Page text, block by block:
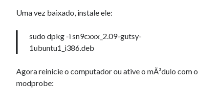
Uma vez baixado, instale ele:
sudo dpkg -i sn9cxxx_2.09-gutsy-
1ubuntu1_i386.deb
Agora reinicie o computador ou ative o mÃ³dulo com o
modprobe: